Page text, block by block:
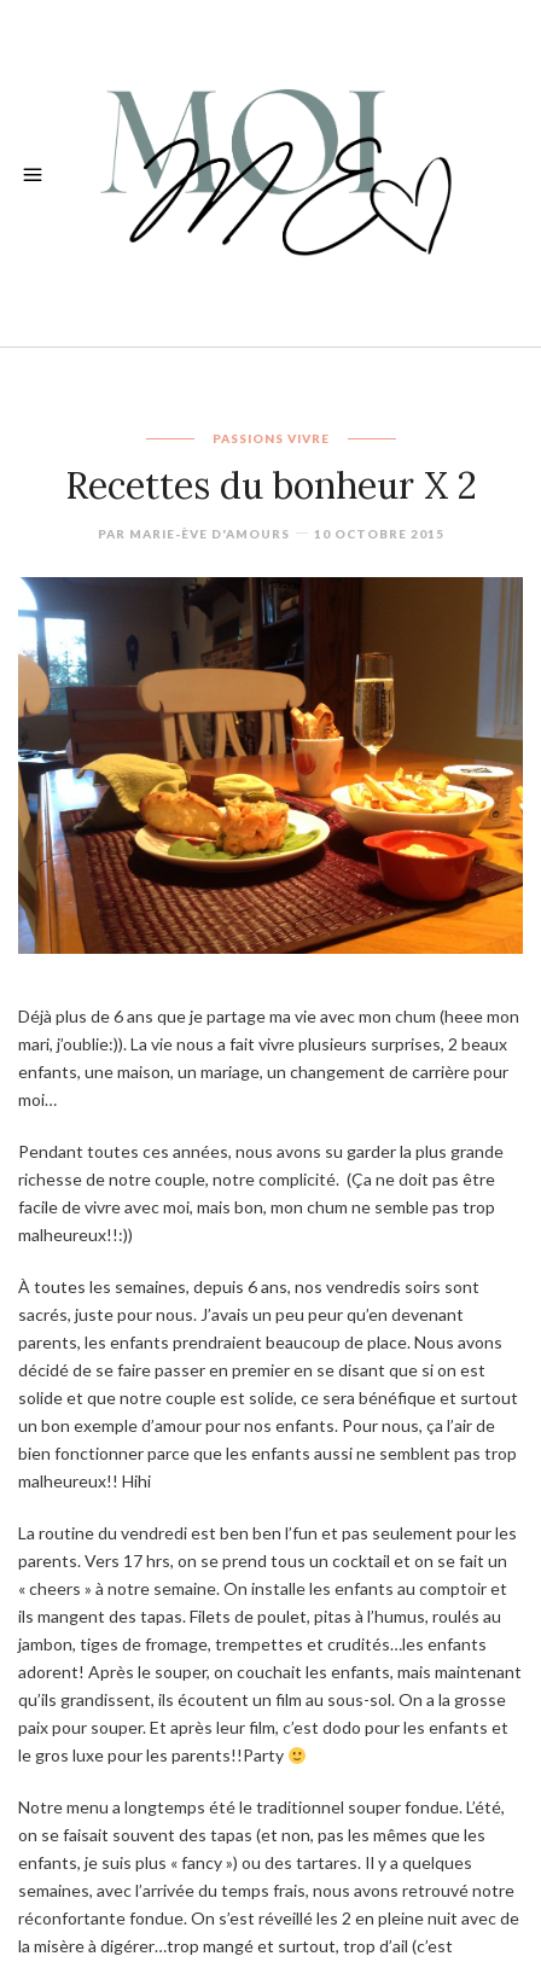
PASSIONS VIVRE
Recettes du bonheur X 2
PAR MARIE-ÈVE D'AMOURS 10 OCTOBRE 2015
Déjà plus de 6 ans que je partage ma vie avec mon chum (heee mon
mari, j’oublie:)). La vie nous a fait vivre plusieurs surprises, 2 beaux
enfants, une maison, un mariage, un changement de carrière pour
moi…
Pendant toutes ces années, nous avons su garder la plus grande
richesse de notre couple, notre complicité. (Ça ne doit pas être
facile de vivre avec moi, mais bon, mon chum ne semble pas trop
malheureux!!:))
À toutes les semaines, depuis 6 ans, nos vendredis soirs sont
sacrés, juste pour nous. J’avais un peu peur qu’en devenant
parents, les enfants prendraient beaucoup de place. Nous avons
décidé de se faire passer en premier en se disant que si on est
solide et que notre couple est solide, ce sera bénéfique et surtout
un bon exemple d’amour pour nos enfants. Pour nous, ça l’air de
bien fonctionner parce que les enfants aussi ne semblent pas trop
malheureux!! Hihi
La routine du vendredi est ben ben l’fun et pas seulement pour les
parents. Vers 17 hrs, on se prend tous un cocktail et on se fait un
« cheers » à notre semaine. On installe les enfants au comptoir et
ils mangent des tapas. Filets de poulet, pitas à l’humus, roulés au
jambon, tiges de fromage, trempettes et crudités…les enfants
adorent! Après le souper, on couchait les enfants, mais maintenant
qu’ils grandissent, ils écoutent un film au sous-sol. On a la grosse
paix pour souper. Et après leur film, c’est dodo pour les enfants et
le gros luxe pour les parents!!Party
Notre menu a longtemps été le traditionnel souper fondue. L’été,
on se faisait souvent des tapas (et non, pas les mêmes que les
enfants, je suis plus « fancy ») ou des tartares. Il y a quelques
semaines, avec l’arrivée du temps frais, nous avons retrouvé notre
réconfortante fondue. On s’est réveillé les 2 en pleine nuit avec de
la misère à digérer…trop mangé et surtout, trop d’ail (c’est